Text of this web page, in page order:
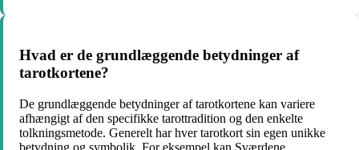
Hvad er de grundlæggende betydninger af
tarotkortene?
De grundlæggende betydninger af tarotkortene kan variere
afhængigt af den specifikke tarottradition og den enkelte
tolkningsmetode. Generelt har hver tarotkort sin egen unikke
betydning og symbolik. For eksempel kan Sværdene